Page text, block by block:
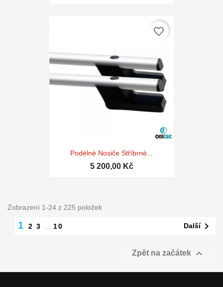
Podélné Nosiče Stříbrné...
5 200,00 Kč
favorite_border
Zobrazení 1-24 z 225 položek
1 2 3 10 Další
Zpět na začátek 